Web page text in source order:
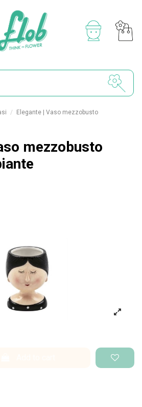
Elegante | Vaso mezzobusto
mezzobusto